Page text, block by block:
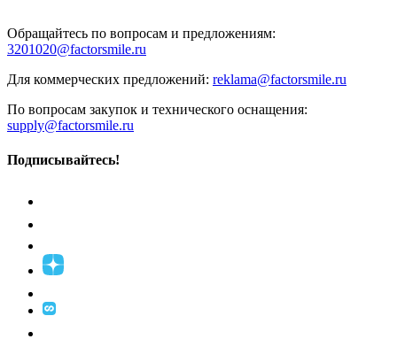
Обращайтесь по вопросам и предложениям:
3201020@factorsmile.ru
Для коммерческих предложений: reklama@factorsmile.ru
По вопросам закупок и технического оснащения:
supply@factorsmile.ru
Подписывайтесь!